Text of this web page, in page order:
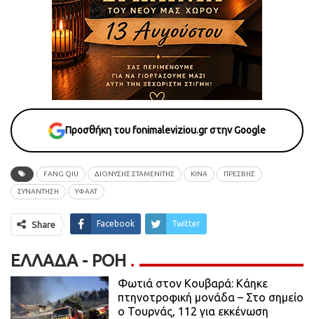
Προσθήκη του fonimaleviziou.gr στην Google
FANG QIU ΔΙΟΝΥΣΗΣ ΣΤΑΜΕΝΙΤΗΣ ΚΙΝΑ ΠΡΈΣΒΗΣ
ΣΥΝΑΝΤΗΣΗ ΥΦΑΑΤ
Share Facebook Twitter
ΕΛΛΆΔΑ - ΡΟΗ
Φωτιά στον Κουβαρά: Κάηκε
πτηνοτροφική μονάδα – Στο σημείο
ο Τουρνάς, 112 για εκκένωση